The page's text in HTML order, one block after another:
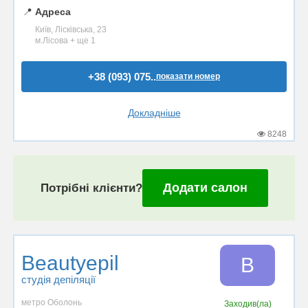
📍 Адреса
Київ, Лісківська, 23
м.Лісова + ще 1
+38 (093) 075..показати номер
Докладніше
8248
Потрібні клієнти? Додати салон
Beautyepil
студія депіляції
B
метро Оболонь Заходив(ла)